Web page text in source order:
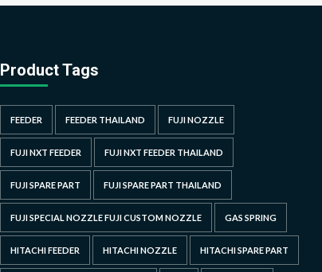
Product Tags
FEEDER FEEDER THAILAND FUJI NOZZLE
FUJI NXT FEEDER FUJI NXT FEEDER THAILAND
FUJI SPARE PART FUJI SPARE PART THAILAND
FUJI SPECIAL NOZZLE FUJI CUSTOM NOZZLE GAS SPRING
HITACHI FEEDER HITACHI NOZZLE HITACHI SPARE PART